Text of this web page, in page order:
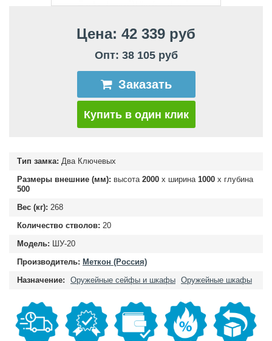
Цена: 42 339 руб
Опт: 38 105 руб
Заказать
Купить в один клик
Тип замка: Два Ключевых
Размеры внешние (мм): высота 2000 х ширина 1000 х глубина
500
Вес (кг): 268
Количество стволов: 20
Модель: ШУ-20
Производитель: Меткон (Россия)
Назначение:
Оружейные сейфы и шкафы Оружейные шкафы